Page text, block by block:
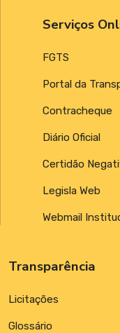
Serviços
FGTS
Portal da
Contracheque
Diário Oficial
Certidão
Legisla Web
Webmail
Transparência
Licitações
Glossário